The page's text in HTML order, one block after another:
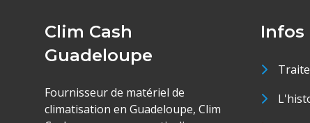
Clim Cash
Guadeloupe
Fournisseur de matériel de
climatisation en Guadeloupe, Clim
Infos